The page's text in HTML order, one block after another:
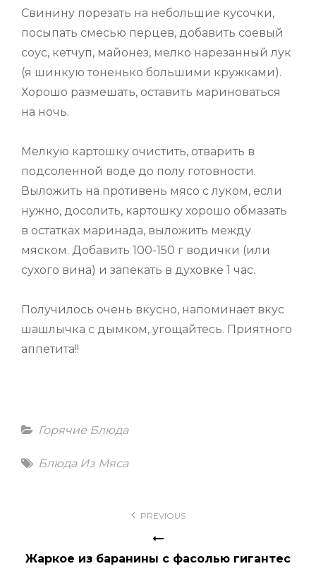
Свинину порезать на небольшие кусочки,
посыпать смесью перцев, добавить соевый
соус, кетчуп, майонез, мелко нарезанный лук
(я шинкую тоненько большими кружками).
Хорошо размешать, оставить мариноваться
на ночь.
Мелкую картошку очистить, отварить в
подсоленной воде до полу готовности.
Выложить на противень мясо с луком, если
нужно, досолить, картошку хорошо обмазать
в остатках маринада, выложить между
мяском. Добавить 100-150 г водички (или
сухого вина) и запекать в духовке 1 час.
Получилось очень вкусно, напоминает вкус
шашлычка с дымком, угощайтесь. Приятного
аппетита!!
Categories
Горячие Блюда
Tags
Блюда Из Мяса
записям
PREVIOUS
Жаркое из баранины с фасолью гигантес